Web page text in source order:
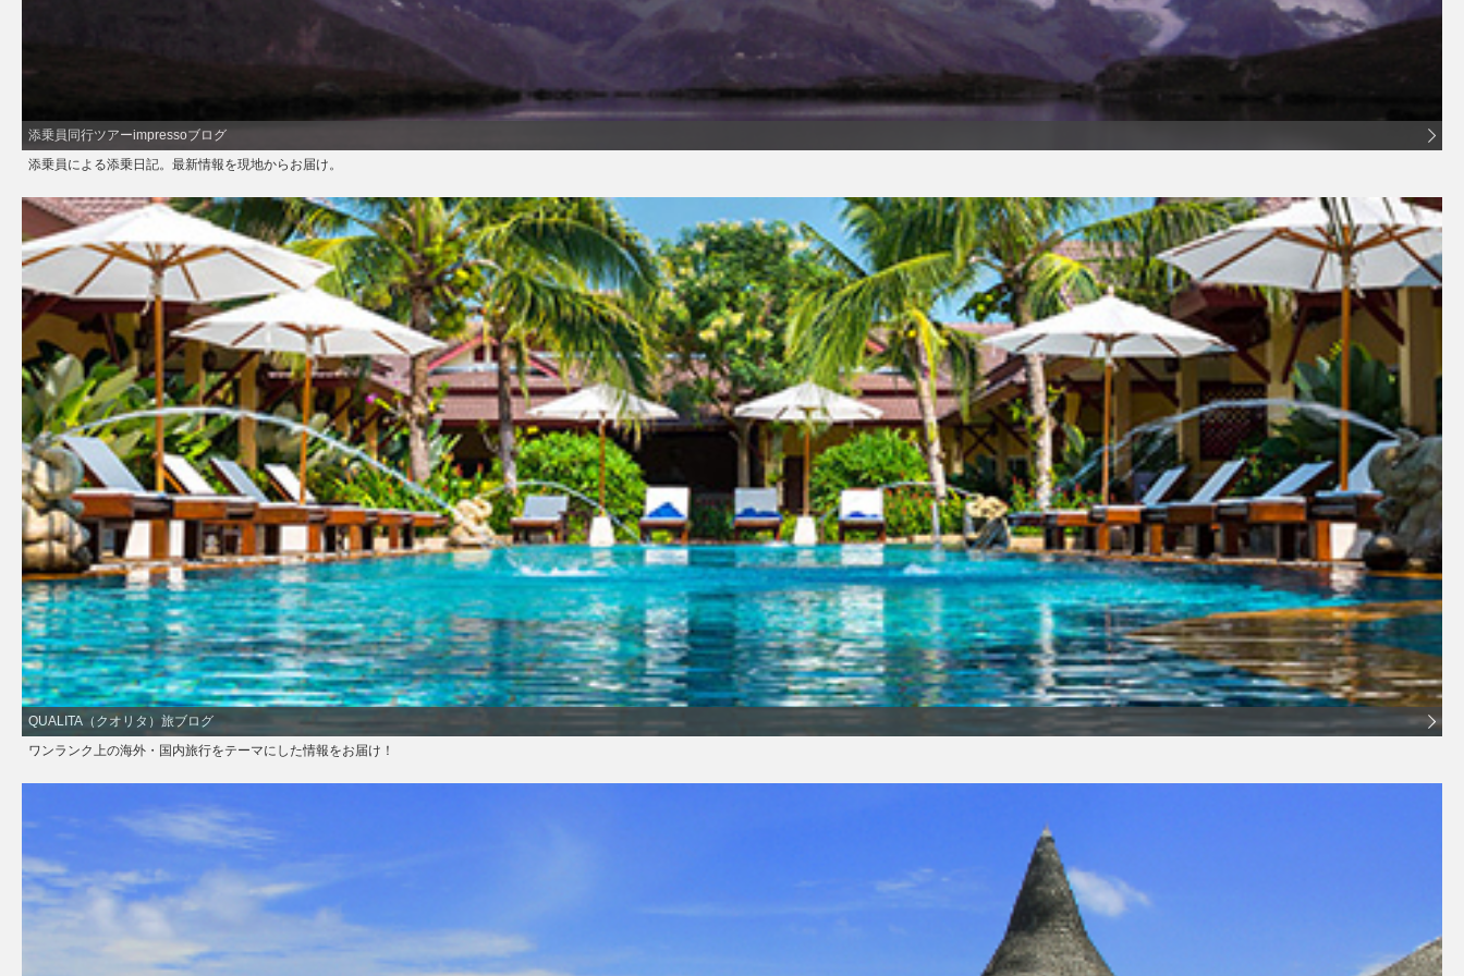
添乗員同行ツアーimpressoブログ
添乗員による添乗日記。最新情報を現地からお届け。
QUALITA（クオリタ）旅ブログ
ワンランク上の海外・国内旅行をテーマにした情報をお届け！